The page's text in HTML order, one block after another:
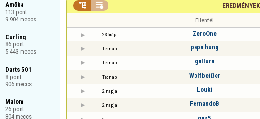
Amőba
113 pont
9 904 meccs
Curling
86 pont
5 443 meccs
Darts 501
8 pont
906 meccs
Malom
26 pont
804 meccs
EREDMÉNYEK
 
Ellenfél
23 órája ZeroOne
Tegnap papa hung
Tegnap gallura
Tegnap Wolfbeißer
2 napja Louki
2 napja FernandoB
qaz5